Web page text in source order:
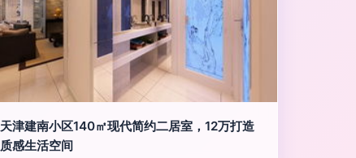
天津建南小区140㎡现代简约二居室，12万打造
质感生活空间